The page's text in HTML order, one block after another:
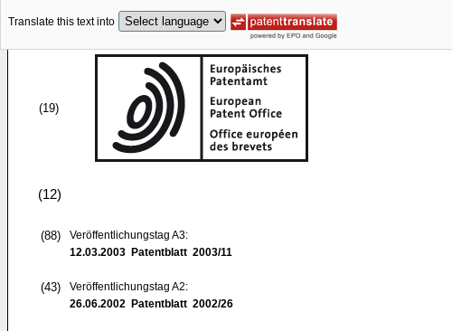
Translate this text into
(19)
(12)
(88)
Veröffentlichungstag A3:
12.03.2003 Patentblatt 2003/11
(43)
Veröffentlichungstag A2:
26.06.2002 Patentblatt 2002/26